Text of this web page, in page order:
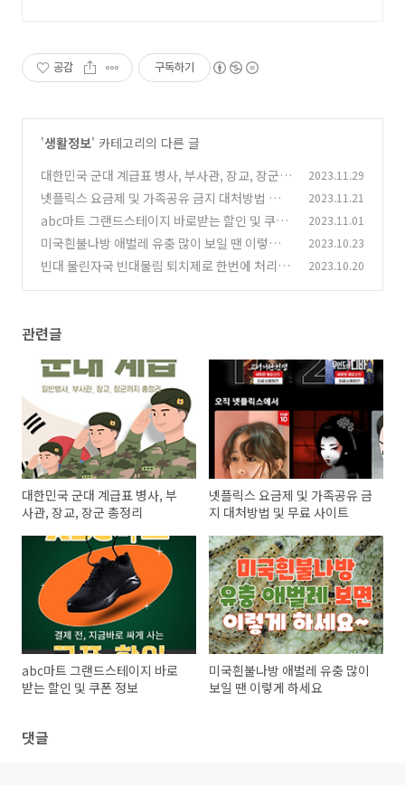
공감 구독하기
'생활정보' 카테고리의 다른 글
대한민국 군대 계급표 병사, 부사관, 장교, 장군
총정리
(0)
2023.11.29
넷플릭스 요금제 및 가족공유 금지 대처방법 및
무료 사이트 (0)
2023.11.21
abc마트 그랜드스테이지 바로받는 할인 및 쿠폰
정보
(0)
2023.11.01
미국흰불나방 애벌레 유충 많이 보일 땐 이렇게
하세요 (0)
2023.10.23
빈대 물린자국 빈대물림 퇴치제로 한번에 처리하
2023.10.20
관련글
대한민국 군대 계급표 병사, 부
사관, 장교, 장군 총정리
넷플릭스 요금제 및 가족공유 금
지 대처방법 및 무료 사이트
abc마트 그랜드스테이지 바로
받는 할인 및 쿠폰 정보
미국흰불나방 애벌레 유충 많이
보일 땐 이렇게 하세요
댓글